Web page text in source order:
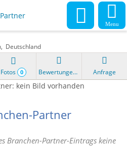
Menu
Deutschland
Fotos 0 Bewertungen Anfrage
Partner
Branchen-Partner-Eintrags keine